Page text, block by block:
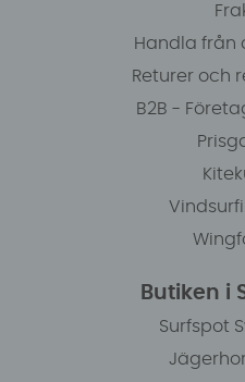
Handla från
Returer och
B2B -
Butiken i
Surfspot